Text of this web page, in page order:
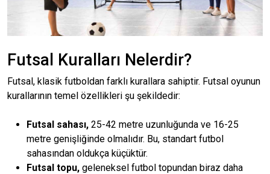
Futsal Kuralları Nelerdir?
Futsal, klasik futboldan farklı kurallara sahiptir. Futsal oyunun
kurallarının temel özellikleri şu şekildedir:
Futsal sahası, 25-42 metre uzunluğunda ve 16-25
metre genişliğinde olmalıdır. Bu, standart futbol
sahasından oldukça küçüktür.
Futsal topu, geleneksel futbol topundan biraz daha